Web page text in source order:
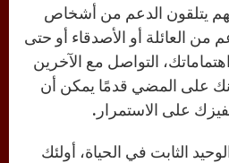
يتلقون الدعم من أشخاص
من العائلة أو الأصدقاء أو حتى
التواصل مع الآخرين
على المضي قدمًا يمكن أن
على الاستمرار.
الثابت في الحياة، أولئك